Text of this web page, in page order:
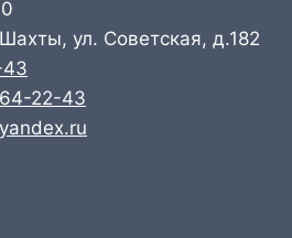
ул. Советская, д.182
22-43